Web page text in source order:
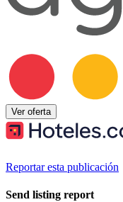
Ver oferta
Reportar esta publicación
Send listing report